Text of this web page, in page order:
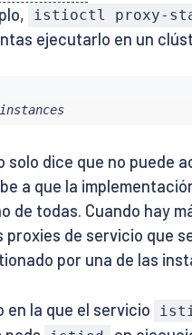
istioctl proxy-
ejecutarlo en un
solo dice que no puede
a que la
de todas. Cuando hay
de servicio que
por una de las
en la que el servicio